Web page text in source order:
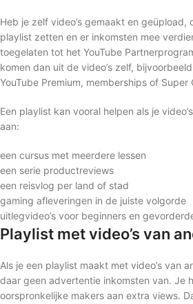
Heb je zelf video’s gemaakt en geüpload,
playlist zetten en er inkomsten mee
toegelaten tot het YouTube
komen dan uit de video’s zelf,
YouTube Premium, memberships of Super
Een playlist kan vooral helpen als je
aan:
een cursus met meerdere lessen
een serie productreviews
een reisvlog per land of stad
gaming afleveringen in de juiste volgorde
uitlegvideo’s voor beginners en
Playlist met video’s van
Als je een playlist maakt met video’s van
daar geen advertentie inkomsten van. Je
oorspronkelijke makers aan extra views.